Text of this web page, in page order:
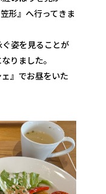
形』へ行ってきま
姿を見ることが
りました。
』でお昼をいた